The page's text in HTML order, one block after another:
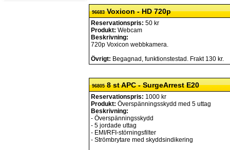
96683Voxicon - HD 720p
Reservationspris: 50 kr
Produkt: Webcam
Beskrivning:
720p Voxicon webbkamera.
Övrigt: Begagnad, funktionstestad. Frakt 130 kr.
968058 st APC - SurgeArrest E20
Reservationspris: 1000 kr
Produkt: Överspänningsskydd med 5 uttag
Beskrivning:
- Överspänningsskydd
- 5 jordade uttag
- EMI/RFI-störningsfilter
- Strömbrytare med skyddsindikering